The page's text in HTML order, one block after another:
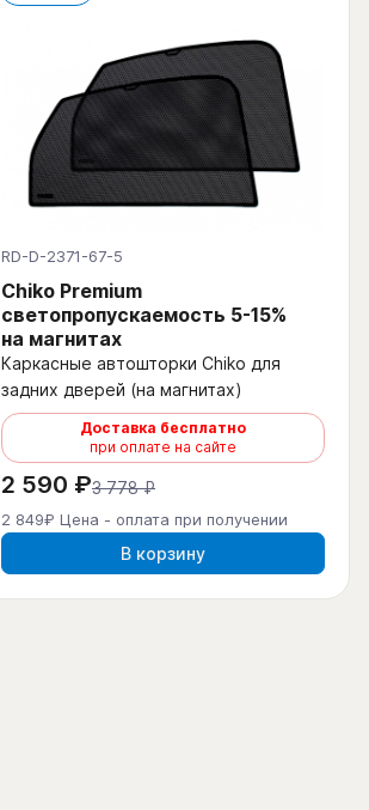
RD-D-2371-67-5
Chiko Premium
светопропускаемость 5-15%
на магнитах
Каркасные автошторки Chiko для
задних дверей (на магнитах)
Доставка бесплатно
при оплате на сайте
2 590 ₽3 778 ₽
2 849₽ Цена - оплата при получении
В корзину